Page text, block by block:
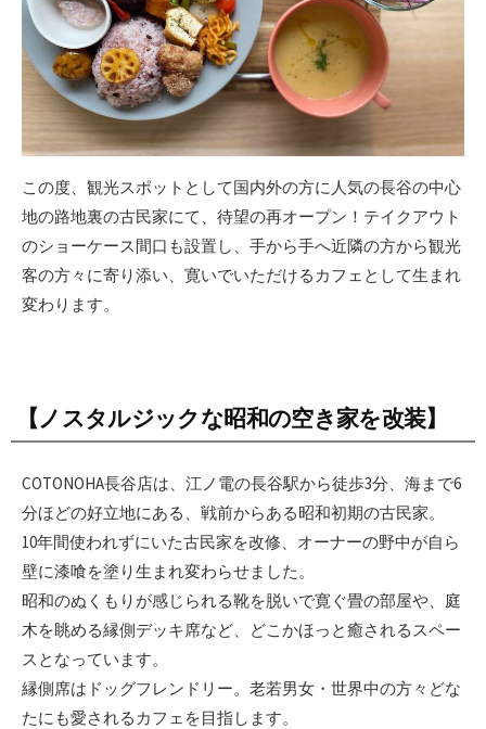
この度、観光スポットとして国内外の方に人気の長谷の中心
地の路地裏の古民家にて、待望の再オープン！テイクアウト
のショーケース間口も設置し、手から手へ近隣の方から観光
客の方々に寄り添い、寛いでいただけるカフェとして生まれ
変わります。
【ノスタルジックな昭和の空き家を改装】
COTONOHA長谷店は、江ノ電の長谷駅から徒歩3分、海まで6
分ほどの好立地にある、戦前からある昭和初期の古民家。
10年間使われずにいた古民家を改修、オーナーの野中が自ら
壁に漆喰を塗り生まれ変わらせました。
昭和のぬくもりが感じられる靴を脱いで寛ぐ畳の部屋や、庭
木を眺める縁側デッキ席など、どこかほっと癒されるスペー
スとなっています。
縁側席はドッグフレンドリー。老若男女・世界中の方々どな
たにも愛されるカフェを目指します。